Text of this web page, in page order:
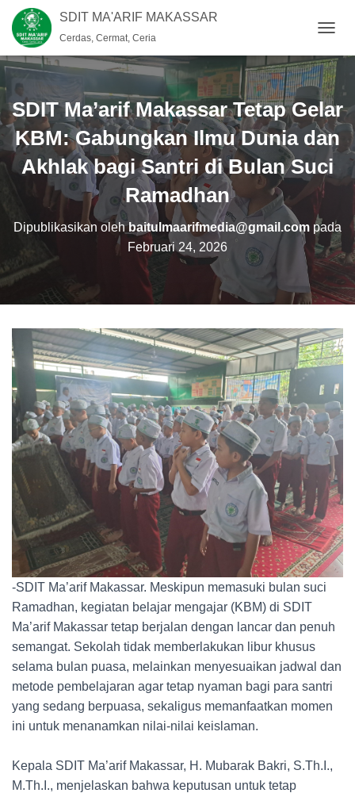
SDIT MA'ARIF MAKASSAR
Cerdas, Cermat, Ceria
O
G
G
L
E
N
A
V
I
SDIT Ma’arif Makassar Tetap Gelar
KBM: Gabungkan Ilmu Dunia dan
Akhlak bagi Santri di Bulan Suci
Ramadhan
Dipublikasikan olehbaitulmaarifmedia@gmail.com pada
Februari 24, 2026
-SDIT Ma’arif Makassar. Meskipun memasuki bulan suci
Ramadhan, kegiatan belajar mengajar (KBM) di SDIT
Ma’arif Makassar tetap berjalan dengan lancar dan penuh
semangat. Sekolah tidak memberlakukan libur khusus
selama bulan puasa, melainkan menyesuaikan jadwal dan
metode pembelajaran agar tetap nyaman bagi para santri
yang sedang berpuasa, sekaligus memanfaatkan momen
ini untuk menanamkan nilai-nilai keislaman.
Kepala SDIT Ma’arif Makassar, H. Mubarak Bakri, S.Th.I.,
M.Th.I., menjelaskan bahwa keputusan untuk tetap